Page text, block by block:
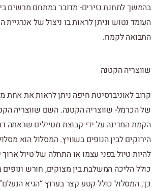
בהמשך לתחנת נזירים- מדובר במתחם מרשים
העומד נטוש וניתן לראות בו ניצול של אנרגיית
התבואה לקמח.
שווצריה הקטנה
קרוב לאוניברסיטת חיפה ניתן לראות את אחת
של הכרמל- שווצריה הקטנה. השם שווצריה
הקמת המדינה על ידי קבוצת מטיילים שראתה
הירוקים לבין הנופים בשוויץ. המסלול הוא
להיות טיול בפני עצמו או התחלה של טיול ארוך
כולל הליכה המשלבת בין מצוקים, חורש ונופים
כך, המסלול כולל קטע קצר בערוץ “הגיא